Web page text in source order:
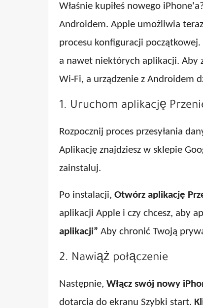
Właśnie kupiłeś nowego
Androidem. Apple umożliwia
procesu konfiguracji
a nawet niektórych aplikacji. Aby
Wi-Fi, a urządzenie z Androidem
1. Uruchom aplikację
Rozpocznij proces przesyłania
Aplikację znajdziesz w sklepie
zainstaluj.
Po instalacji, Otwórz aplikację
aplikacji Apple i czy chcesz, aby
aplikacji” Aby chronić Twoją
2. Nawiąż połączenie
Następnie, Włącz swój nowy
dotarcia do ekranu Szybki start.